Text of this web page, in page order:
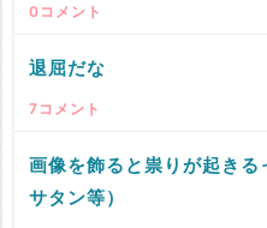
0コメント
退屈だな
7コメント
画像を飾ると祟りが起き
サタン等）